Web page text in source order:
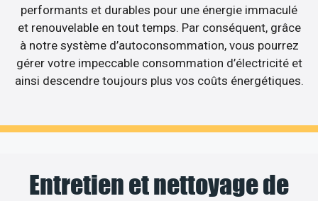
performants et durables pour une énergie immaculé
et renouvelable en tout temps. Par conséquent, grâce
à notre système d’autoconsommation, vous pourrez
gérer votre impeccable consommation d’électricité et
ainsi descendre toujours plus vos coûts énergétiques.
Entretien et nettoyage de